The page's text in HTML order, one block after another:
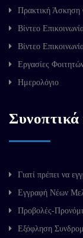
Πρακτική Άσκηση
Βίντεο
Βίντεο
Εργασίες
Ημερολόγιο
Γιατί πρέπει να
Εγγραφή Νέων
Προβολές-
Εξόφληση